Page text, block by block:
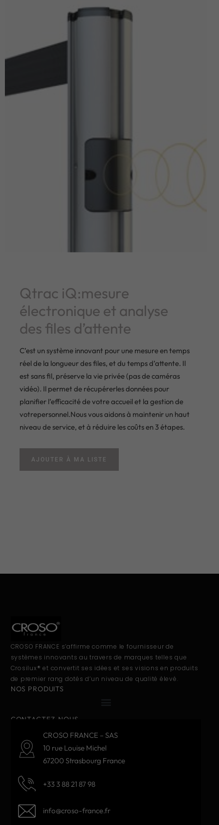
Qtrac iQ:mesure
électronique et analyse
des files d’attente
C’est un système innovant pour une mesure en temps
réel de la longueur des files, et du temps d’attente. Il
est sans fil, préserve la vie privée (pas de caméras
vidéo). Il permet de récupérerles données pour
planifier l’efficacité de votre accueil et la gestion de
votrepersonnel.Nous vous aidons à maintenir un haut
niveau de service, et à réduire les coûts en 3 étapes.
AJOUTER À MA LISTE
CROSO FRANCE s’affirme comme le fournisseur de
systèmes innovants au travers de marques telles que
Crosilux® et convertit ses idées et ses visions en produits
de premier rang dotés d’un niveau de qualité élevé.
NOS PRODUITS
CONTACTEZ-NOUS
CROSO FRANCE – SAS
10 rue Louise Michel
67200 Strasbourg France
+33 3 88 21 87 98
info@croso-france.fr